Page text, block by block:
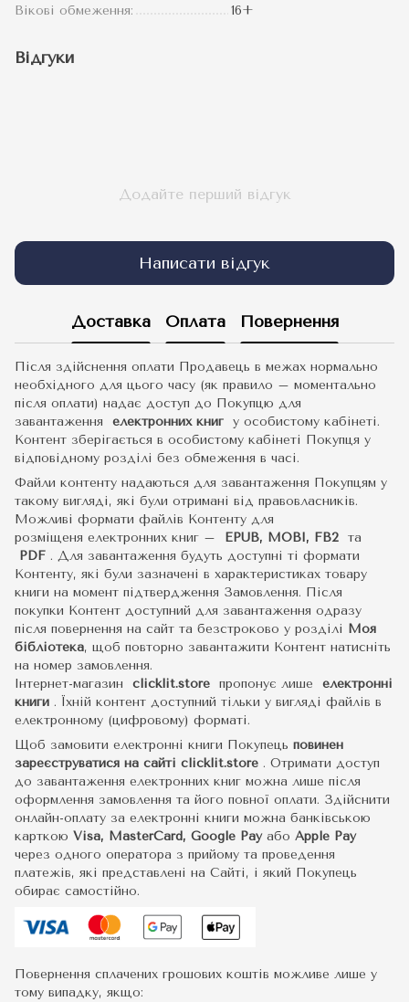
Вікові обмеження: 16+
Відгуки
Додайте перший відгук
Написати відгук
Доставка Оплата Повернення
Після здійснення оплати Продавець в межах нормально
необхідного для цього часу (як правило – моментально
після оплати) надає доступ до Покупцю для
завантаження електронних книг у особистому кабінеті.
Контент зберігається в особистому кабінеті Покупця у
відповідному розділі без обмеження в часі.
Файли контенту надаються для завантаження Покупцям у
такому вигляді, які були отримані від правовласників.
Можливі формати файлів Контенту для
розміщеня електронних книг –
EPUB, MOBI, FB2 та
PDF . Для завантаження будуть доступні ті формати
Контенту, які були зазначені в характеристиках товару
книги на момент підтвердження Замовлення. Після
покупки Контент доступний для завантаження одразу
після повернення на сайт та безстроково у розділі Моя
бібліотека, щоб повторно завантажити Контент натисніть
на номер замовлення.
Інтернет-магазин clicklit.store пропонує лише електронні
книги . Їхній контент доступний тільки у вигляді файлів в
електронному (цифровому) форматі.
Щоб замовити електронні книги Покупець повинен
зареєструватися на сайті clicklit.store . Отримати доступ
до завантаження електронних книг можна лише після
оформлення замовлення та його повної оплати. Здійснити
онлайн-оплату за електронні книги можна банківською
карткою Visa, MasterCard, Google Pay або Apple Pay
через одного оператора з прийому та проведення
платежів, які представлені на Сайті, і який Покупець
обирає самостійно.
Повернення сплачених грошових коштів можливе лише у
тому випадку, якщо: